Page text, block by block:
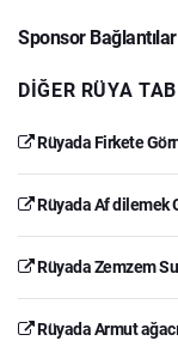
Sponsor Bağlantılar
DIĞER RÜYA
Rüyada Firkete
Rüyada Af dilemek
Rüyada Zemzem
Rüyada Armut